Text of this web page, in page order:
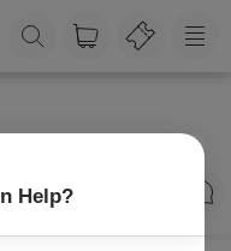
Help?